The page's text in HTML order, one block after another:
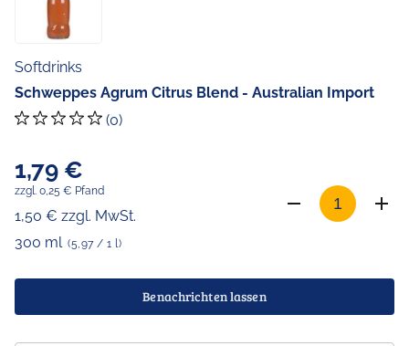
Softdrinks
Schweppes Agrum Citrus Blend - Australian Import
(0)
1,79 €
zzgl. 0,25 € Pfand
1,50 € zzgl. MwSt.
300 ml (5,97 / 1 l)
Benachrichten lassen